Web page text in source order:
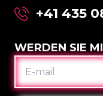
+41 435
WERDEN SIE
E-
MAIL